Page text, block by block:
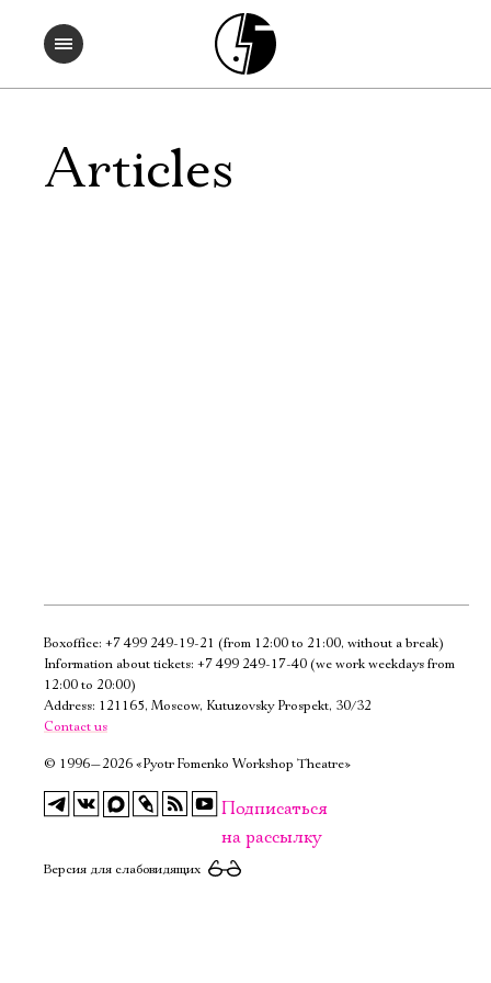
Articles
Boxoffice: +7 499 249-19-21 (from 12:00 to 21:00, without a break)
Information about tickets: +7 499 249-17-40 (we work weekdays from
12:00 to 20:00)
Address: 121165, Moscow, Kutuzovsky Prospekt, 30/32
Contact us
© 1996—2026 «Pyotr Fomenko Workshop Theatre»
Подписаться
на рассылку
Версия для слабовидящих
Электропочта
Ознакомиться